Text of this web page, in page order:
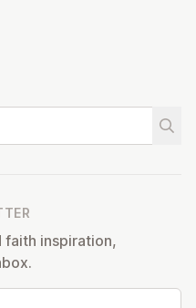
faith inspiration,